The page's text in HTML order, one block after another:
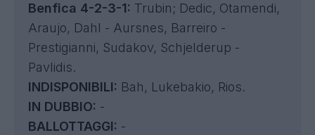
Benfica 4-2-3-1: Trubin; Dedic, Otamendi,
Araujo, Dahl - Aursnes, Barreiro -
Prestigianni, Sudakov, Schjelderup -
Pavlidis.
INDISPONIBILI: Bah, Lukebakio, Rios.
IN DUBBIO: -
BALLOTTAGGI: -